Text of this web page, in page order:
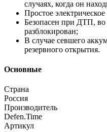
случаях, когда он
Простое
Безопасен при ДТП,
разблокирован;
В случае севшего
резервного открытия.
Основные
Страна
Россия
Производитель
Defen.Time
Артикул